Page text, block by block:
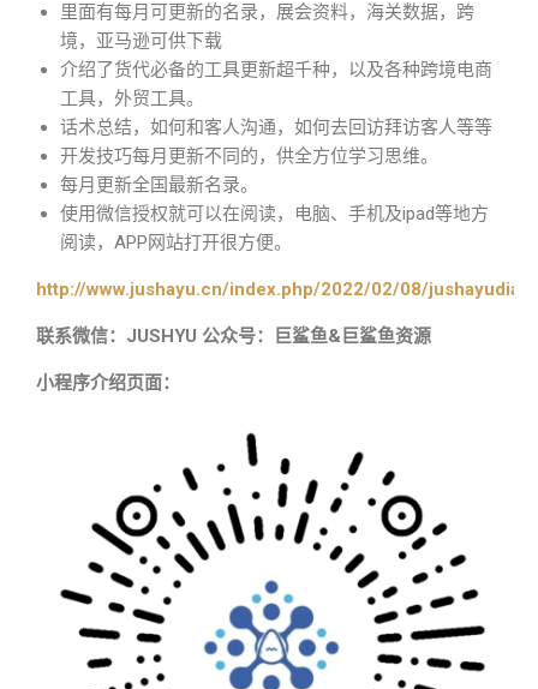
里面有每月可更新的名录，展会资料，海关数据，跨
境，亚马逊可供下载
介绍了货代必备的工具更新超千种，以及各种跨境电商
工具，外贸工具。
话术总结，如何和客人沟通，如何去回访拜访客人等等
开发技巧每月更新不同的，供全方位学习思维。
每月更新全国最新名录。
使用微信授权就可以在阅读，电脑、手机及ipad等地方
阅读，APP网站打开很方便。
http://www.jushayu.cn/index.php/2022/02/08/
联系微信：JUSHYU 公众号：巨鲨鱼&巨鲨鱼资源
小程序介绍页面：